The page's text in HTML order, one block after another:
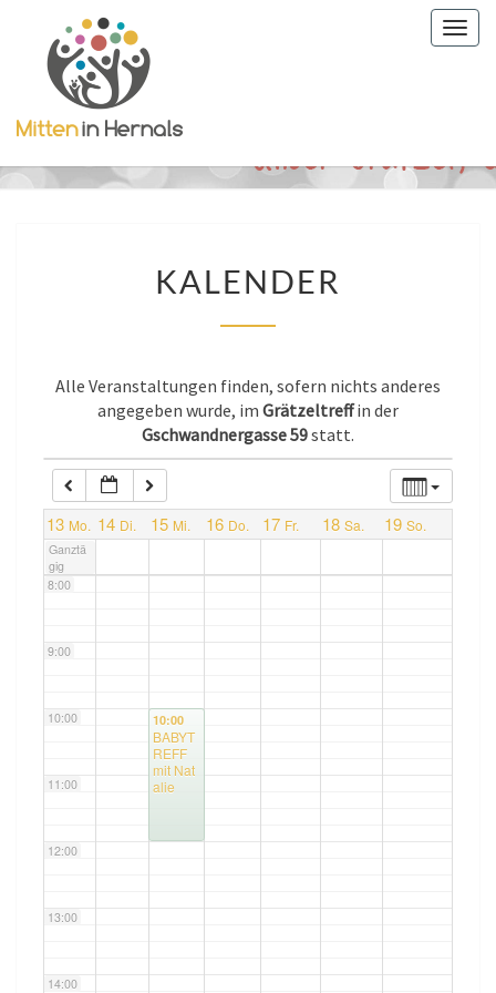
KALENDER
Alle Veranstaltungen finden, sofern nichts anderes
angegeben wurde, im Grätzeltreffin der
Gschwandnergasse 59statt.
13 Mo. 14 Di. 15 Mi. 16 Do. 17 Fr. 18 Sa. 19 So.
Ganztä
gig
0:00
1:00
2:00
5:00
7:00
8:00
9:00
10:00
11:00
12:00
13:00
14:00
10:00
BABYT
REFF
mit Nat
alie